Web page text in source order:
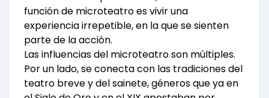
función de microteatro es vivir una
experiencia irrepetible, en la que se sienten
parte de la acción.
Las influencias del microteatro son múltiples.
Por un lado, se conecta con las tradiciones del
teatro breve y del sainete, géneros que ya en